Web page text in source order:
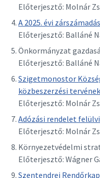
Előterjesztő: Molnár
A 2025. évi
Előterjesztő: Balláné
Önkormányzat
Előterjesztő: Balláné
Szigetmonostor
közbeszerzési
Előterjesztő: Molnár
Adózási rendelet
Előterjesztő: Molnár
Környezetvédelmi
Előterjesztő: Wágner
Szentendrei